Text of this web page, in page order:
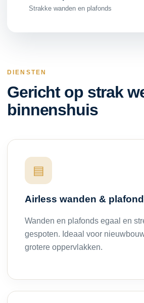
Strakke wanden en plafonds
DIENSTEN
Gericht op strak
binnenshuis
▤
Airless wanden &
Wanden en plafonds egaal en
gespoten. Ideaal voor
grotere oppervlakken.